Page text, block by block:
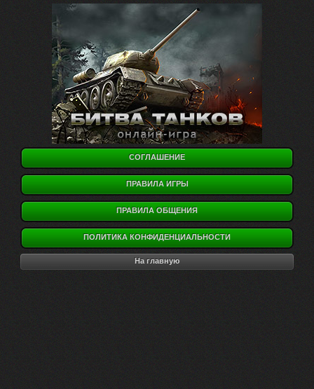
СОГЛАШЕНИЕ
ПРАВИЛА ИГРЫ
ПРАВИЛА ОБЩЕНИЯ
ПОЛИТИКА КОНФИДЕНЦИАЛЬНОСТИ
На главную